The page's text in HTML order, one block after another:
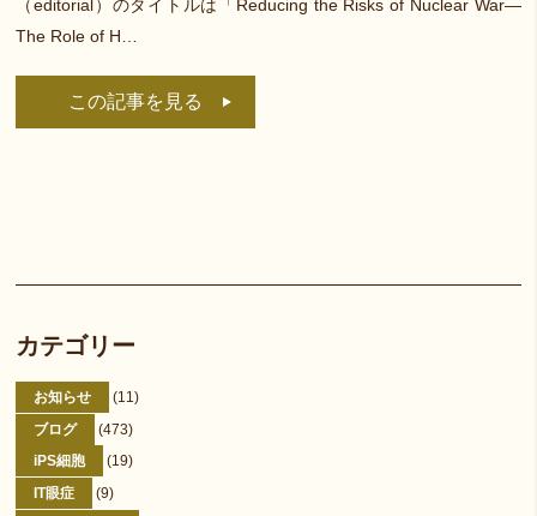
（editorial）のタイトルは「Reducing the Risks of Nuclear War—
The Role of H…
この記事を見る
カテゴリー
お知らせ
(11)
ブログ
(473)
iPS細胞
(19)
IT眼症
(9)